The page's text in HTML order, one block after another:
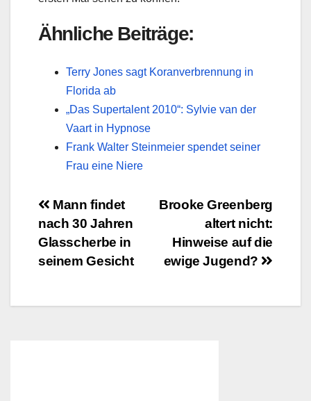
Ähnliche Beiträge:
Terry Jones sagt Koranverbrennung in
Florida ab
„Das Supertalent 2010“: Sylvie van der
Vaart in Hypnose
Frank Walter Steinmeier spendet seiner
Frau eine Niere
Beitragsnavigation
Brooke Greenberg
altert nicht:
Hinweise auf die
ewige Jugend?
Mann findet
nach 30 Jahren
Glasscherbe in
seinem Gesicht